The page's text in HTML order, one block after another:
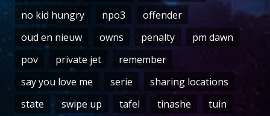
no kid hungry
npo3
offender
oud en nieuw
owns penalty
pm dawn
pov
private jet
remember
say you love me
serie
sharing locations
state
swipe up tafel tinashe tuin